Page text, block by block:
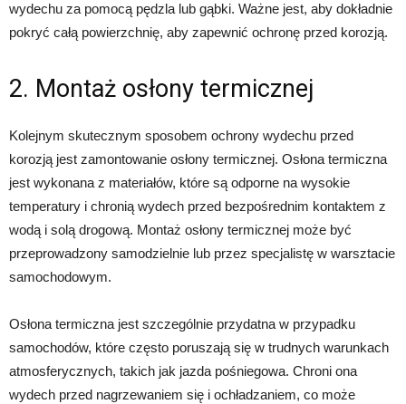
wydechu za pomocą pędzla lub gąbki. Ważne jest, aby dokładnie
pokryć całą powierzchnię, aby zapewnić ochronę przed korozją.
2. Montaż osłony termicznej
Kolejnym skutecznym sposobem ochrony wydechu przed
korozją jest zamontowanie osłony termicznej. Osłona termiczna
jest wykonana z materiałów, które są odporne na wysokie
temperatury i chronią wydech przed bezpośrednim kontaktem z
wodą i solą drogową. Montaż osłony termicznej może być
przeprowadzony samodzielnie lub przez specjalistę w warsztacie
samochodowym.
Osłona termiczna jest szczególnie przydatna w przypadku
samochodów, które często poruszają się w trudnych warunkach
atmosferycznych, takich jak jazda pośniegowa. Chroni ona
wydech przed nagrzewaniem się i ochładzaniem, co może